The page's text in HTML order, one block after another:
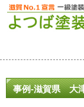
事例-滋賀県 大